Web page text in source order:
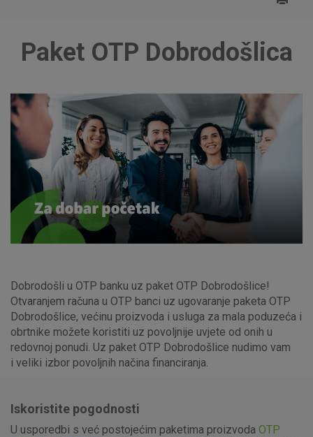
Faktoring
Paket OTP Dobrodošlica
Dobrodošli u OTP banku uz paket OTP Dobrodošlice!
Otvaranjem računa u OTP banci uz ugovaranje paketa OTP
Dobrodošlice, većinu proizvoda i usluga za mala poduzeća i
obrtnike možete koristiti uz povoljnije uvjete od onih u
redovnoj ponudi. Uz paket OTP Dobrodošlice nudimo vam
i veliki izbor povoljnih načina financiranja.
Iskoristite pogodnosti
U usporedbi s već postojećim paketima proizvoda OTP